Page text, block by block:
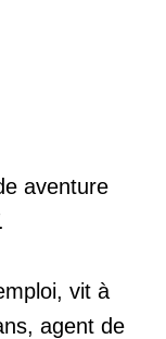
aventure
vit à
agent de